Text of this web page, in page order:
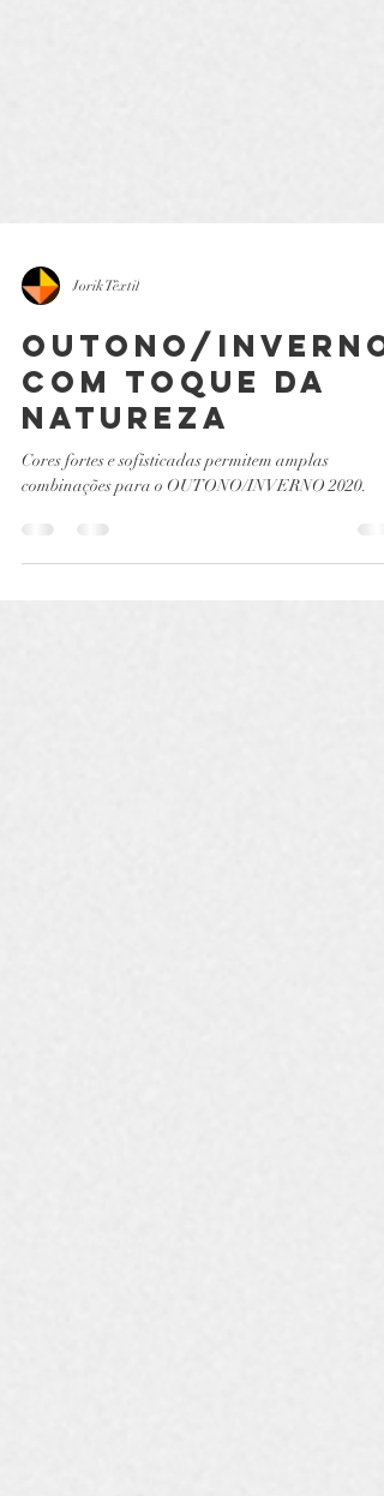
Jorik Têxtil
Outono/Inverno
com toque da
natureza
combinações para o OUTONO/INVERNO 2020.